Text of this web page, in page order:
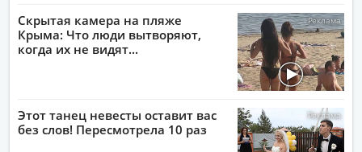
Скрытая камера на пляже
Крыма: Что люди вытворяют,
когда их не видят...
Этот танец невесты оставит вас
без слов! Пересмотрела 10 раз